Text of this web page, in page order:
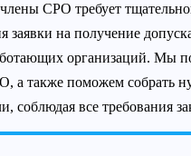
СРО требует
заявки на получение
организаций. Мы
а также поможем собрать
соблюдая все требования